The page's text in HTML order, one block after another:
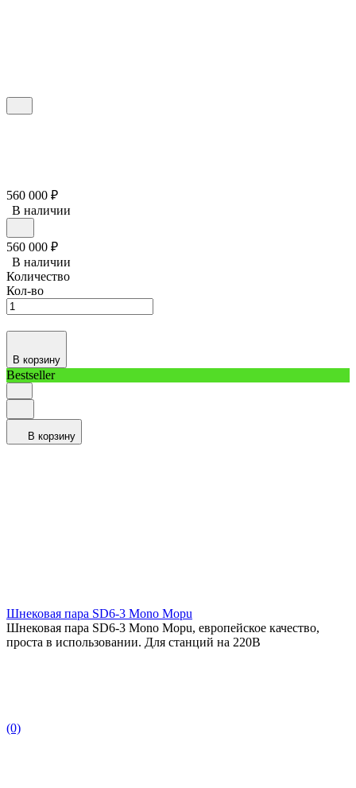
560 000 ₽
В наличии
560 000 ₽
В наличии
Количество
Кол-во
В корзину
Bestseller
В корзину
Шнековая пара SD6-3 Mono Mopu
Шнековая пара SD6-3 Mono Mopu, европейское качество,
проста в использовании. Для станций на 220В
(0)